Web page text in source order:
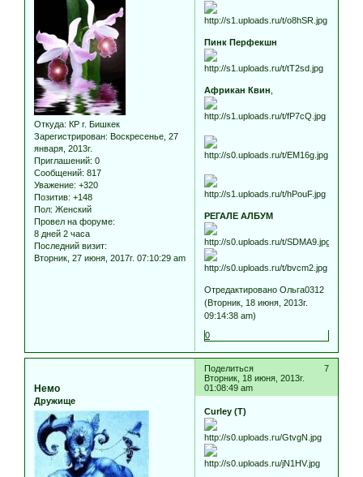
Откуда: КР г. Бишкек
Зарегистрирован: Воскресенье, 27
января, 2013г.
Приглашений: 0
Сообщений: 817
Уважение: +320
Позитив: +148
Пол: Женский
Провел на форуме:
8 дней 2 часа
Последний визит:
Вторник, 27 июня, 2017г. 07:10:29 am
Пинк Перфекшн
Африкан Квин
РЕГАЛЕ АЛБУМ
Отредактировано Ольга0312
(Вторник, 18 июня, 2013г.
09:14:38 am)
0
Поделиться
7
Вторник, 18 июня, 2013г.
01:08:49 am
Немо
Дружище
Curley (T)